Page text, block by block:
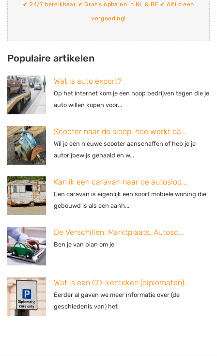
✔ 24/7 bereikbaar ✔ Gratis ophalen in NL & BE ✔ Altijd een
vergoeding!
Populaire artikelen
Wat is auto export?
Op het internet kom je een hoop bedrijven tegen die je
auto willen kopen voor...
Scooter naar de sloop, hoe werkt da...
Wil je een nieuwe scooter aanschaffen of heb je je
autorijbewijs gehaald en w...
Kan ik een caravan naar de autosloo...
Een caravan is eigenlijk een soort mobiele woning die
gebouwd is als een aanh...
De Verschillen: Marktplaats, Autosc...
Ben je van plan om je
Wat is een CD-kenteken (diplomaten)...
Eerder al gaven we meer informatie over (de
geschiedenis van) het